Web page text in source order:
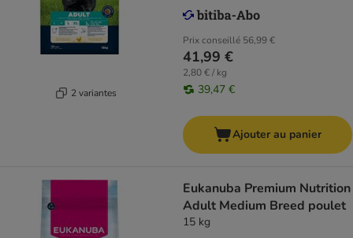
2 variantes
Prix conseillé 56,99 €
41,99 €
2,80 € / kg
39,47 €
Ajouter au panier
Eukanuba Premium Nutrition
Adult Medium Breed poulet
15 kg